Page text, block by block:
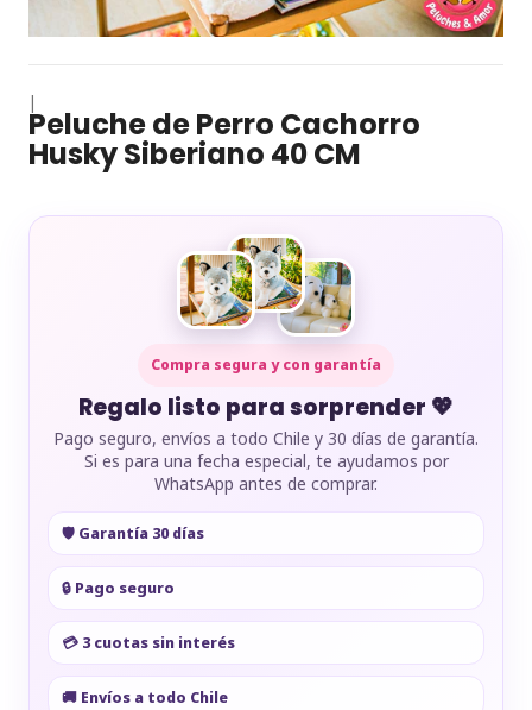
|
Peluche de Perro Cachorro
Husky Siberiano 40 CM
Compra segura y con garantía
Regalo listo para sorprender 💖
Pago seguro, envíos a todo Chile y 30 días de garantía.
Si es para una fecha especial, te ayudamos por
WhatsApp antes de comprar.
🛡️ Garantía 30 días
🔒 Pago seguro
💳 3 cuotas sin interés
🚚 Envíos a todo Chile